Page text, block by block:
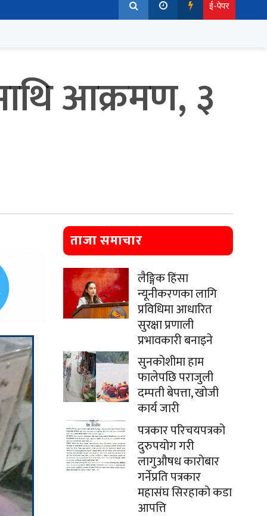
ई-पेपर
आक्रमण, ३
ताजा समाचार
लैङ्गिक हिंसा
न्यूनीकरणका लागि
प्रविधिमा आधारित
सुरक्षा प्रणाली
प्रभावकारी बनाइने
सुनकोशीमा हाम
फालेपछि पराजुली
दम्पती बेपत्ता, खोजी
कार्य जारी
पत्रकार परिचयपत्रको
दुरुपयोग गरी
लागुऔषध कारोबार
गर्नेप्रति पत्रकार
महासंघ सिरहाको कडा
आपत्ति